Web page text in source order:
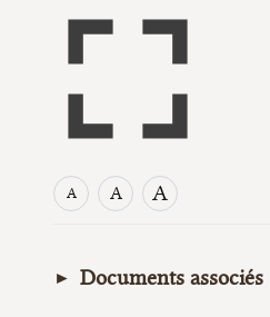
A A A
Documents associés